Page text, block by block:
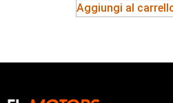
Aggiungi al